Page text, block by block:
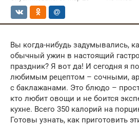
Вы когда-нибудь задумывались,
обычный ужин в настоящий
праздник? Я вот да! И сегодня я
любимым рецептом – сочными,
с баклажанами. Это блюдо –
кто любит овощи и не боится
кухне. Всего 350 калорий на
Готовы узнать, как приготовить